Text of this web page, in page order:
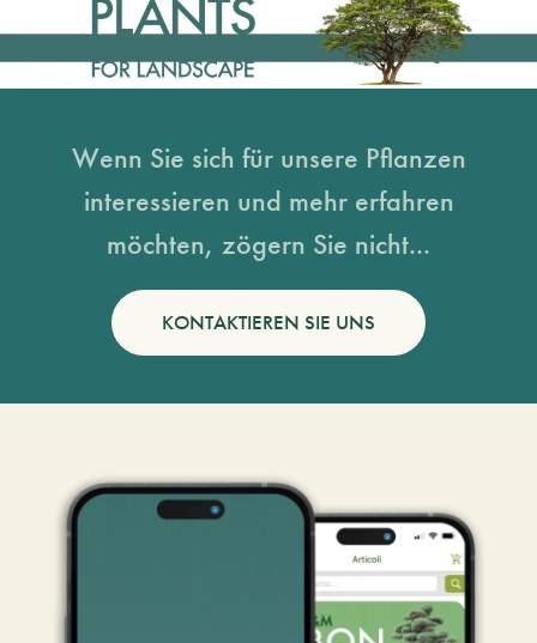
Wenn Sie sich für unsere Pflanzen
interessieren und mehr erfahren
möchten, zögern Sie nicht...
KONTAKTIEREN SIE UNS